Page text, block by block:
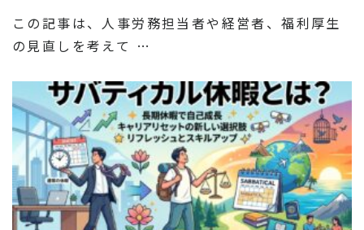
この記事は、人事労務担当者や経営者、福利厚生
の見直しを考えて …